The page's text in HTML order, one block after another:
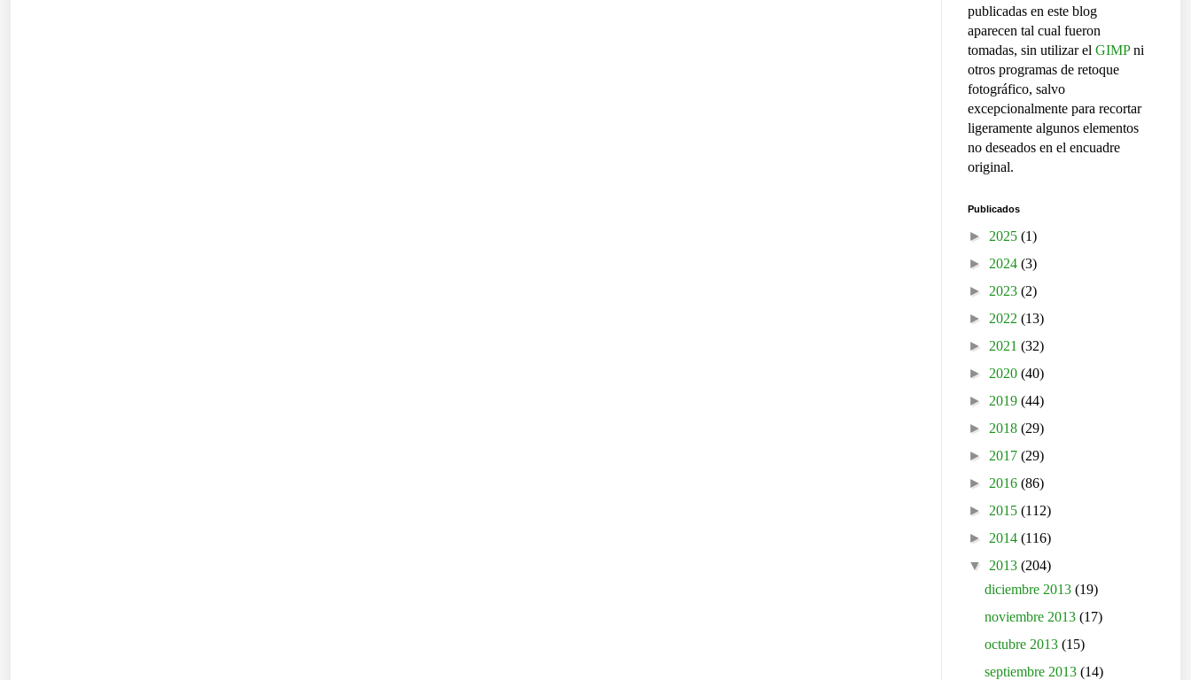
publicadas en este blog
aparecen tal cual fueron
tomadas, sin utilizar el GIMPni
otros programas de retoque
fotográfico, salvo
excepcionalmente para recortar
ligeramente algunos elementos
no deseados en el encuadre
original.
Publicados
► 2025 (1)
► 2024 (3)
► 2023 (2)
► 2022 (13)
► 2021 (32)
► 2020 (40)
► 2019 (44)
► 2018 (29)
► 2017 (29)
► 2016 (86)
► 2015 (112)
► 2014 (116)
▼ 2013 (204)
diciembre 2013(19)
noviembre 2013(17)
octubre 2013(15)
septiembre 2013(14)